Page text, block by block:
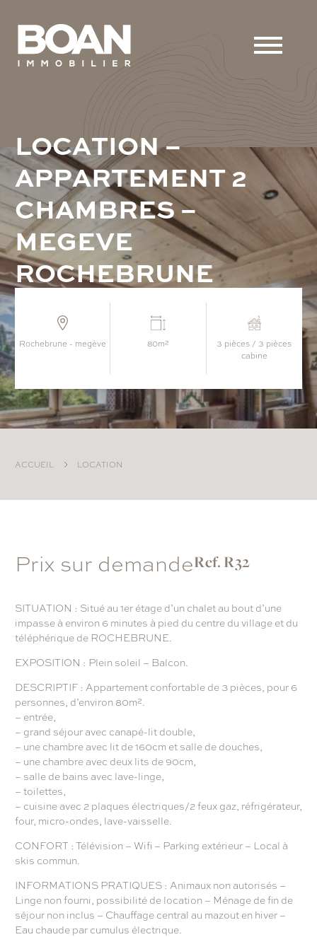
LOCATION–
APPARTEMENT2
CHAMBRES–
MEGEVE
ROCHEBRUNE
rochebrune - megève 80m²
3 pièces / 3 pièces
cabine
ACCUEIL LOCATION
Prix sur demandeRef. R32
SITUATION : Situé au 1er étage d’un chalet au bout d’une
impasse à environ 6 minutes à pied du centre du village et du
téléphérique de ROCHEBRUNE.
EXPOSITION : Plein soleil – Balcon.
DESCRIPTIF : Appartement confortable de 3 pièces, pour 6
personnes, d’environ 80m².
– entrée,
– grand séjour avec canapé-lit double,
– une chambre avec lit de 160cm et salle de douches,
– une chambre avec deux lits de 90cm,
– salle de bains avec lave-linge,
– toilettes,
– cuisine avec 2 plaques électriques/2 feux gaz, réfrigérateur,
four, micro-ondes, lave-vaisselle.
CONFORT : Télévision – Wifi – Parking extérieur – Local à
skis commun.
INFORMATIONS PRATIQUES : Animaux non autorisés –
Linge non fourni, possibilité de location – Ménage de fin de
séjour non inclus – Chauffage central au mazout en hiver –
Eau chaude par cumulus électrique.